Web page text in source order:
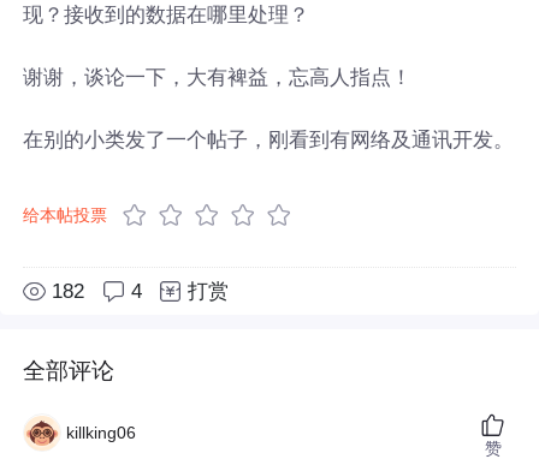
现？接收到的数据在哪里处理？
谢谢，谈论一下，大有裨益，忘高人指点！
在别的小类发了一个帖子，刚看到有网络及通讯开发。
给本帖投票
182 4 打赏
全部评论
killking06
赞